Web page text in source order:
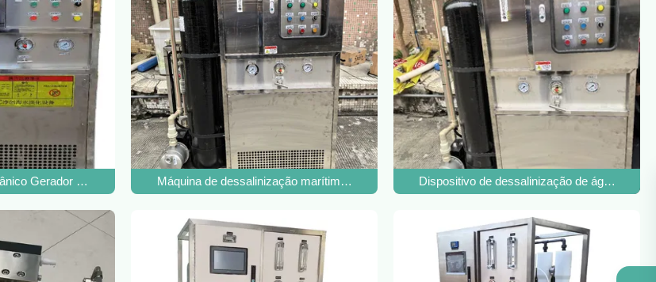
Gerador de água 2500W Nível de tratamento secundário
Máquina de dessalinização marítima Sistemas de dessalinização de água de 5,5 kW
Dispositivo de dessalinização de água do